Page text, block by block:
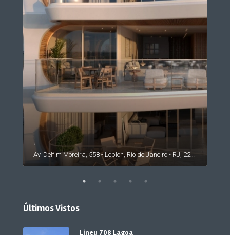
-
Av. Delfim Moreira, 558 - Leblon, Rio de Janeiro - RJ, 22441-000, Brasil
Últimos Vistos
Lineu 708 Lagoa